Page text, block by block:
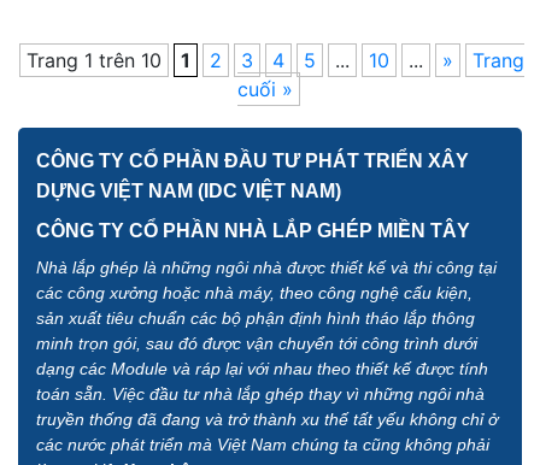
Trang 1 trên 10 1 2 3 4 5 ... 10 ... »
Trang
cuối »
CÔNG TY CỔ PHẦN ĐẦU TƯ PHÁT TRIỂN XÂY
DỰNG VIỆT NAM (IDC VIỆT NAM)
CÔNG TY CỔ PHẦN NHÀ LẮP GHÉP MIỀN TÂY
Nhà lắp ghép là những ngôi nhà được thiết kế và thi công tại
các công xưởng hoặc nhà máy, theo công nghệ cấu kiện,
sản xuất tiêu chuẩn các bộ phận định hình tháo lắp thông
minh trọn gói, sau đó được vận chuyển tới công trình dưới
dạng các Module và ráp lại với nhau theo thiết kế được tính
toán sẵn. Việc đầu tư nhà lắp ghép thay vì những ngôi nhà
truyền thống đã đang và trở thành xu thế tất yếu không chỉ ở
các nước phát triển mà Việt Nam chúng ta cũng không phải